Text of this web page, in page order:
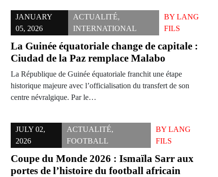
JANUARY
05, 2026
ACTUALITÉ,
INTERNATIONAL
BYLANG
FILS
La Guinée équatoriale change de capitale :
Ciudad de la Paz remplace Malabo
La République de Guinée équatoriale franchit une étape
historique majeure avec l’officialisation du transfert de son
centre névralgique. Par le…
JULY 02,
2026
ACTUALITÉ,
FOOTBALL
BYLANG
FILS
Coupe du Monde 2026 : Ismaïla Sarr aux
portes de l’histoire du football africain